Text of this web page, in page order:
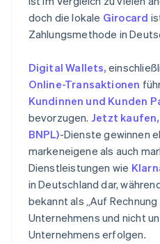
doch die lokale Girocard
Zahlungsmethode in
Digital Wallets,
Online-Transaktionen
Kundinnen und Kunden
bevorzugen. Jetzt kaufen,
BNPL)-Dienste gewinnen
markeneigene als auch
Dienstleistungen wie
in Deutschland dar,
bekannt als „Auf
Unternehmens und nicht
Unternehmens erfolgen.